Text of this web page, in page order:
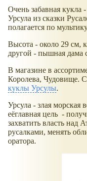
Очень забавная кукла
Урсула из сказки
полагается по
Высота - около 29 см,
другой - пышная дама
В магазине в
Королева, Чудовище.
куклы Урсулы.
Урсула - злая морская
еёглавная цель -
захватить власть над
русалками, менять
оратора.